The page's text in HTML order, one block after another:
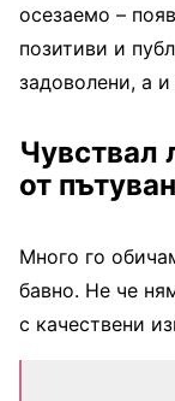
осезаемо –
позитиви и
задоволени, а
Чувствал
от
Много го
бавно. Не че
с качествени